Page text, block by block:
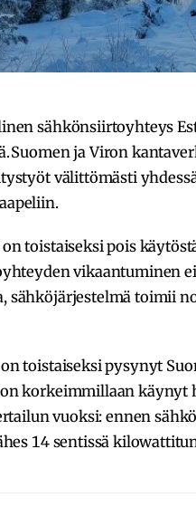
sähkönsiirtoyhteys
Suomen ja Viron
välittömästi
toistaiseksi pois
vikaantuminen
sähköjärjestelmä toimii
toistaiseksi pysynyt
korkeimmillaan käynyt
vuoksi: ennen
14 sentissä